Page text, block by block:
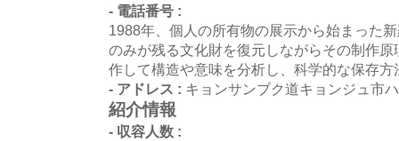
- 電話番号 :
1988年、個人の所有物の展示から始まった
のみが残る文化財を復元しながらその制作
作して構造や意味を分析し、科学的な保存
- アドレス : キョンサンブク道キョンジュ市
紹介情報
- 収容人数 :